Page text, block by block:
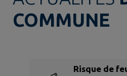
COMMUNE
Risque de